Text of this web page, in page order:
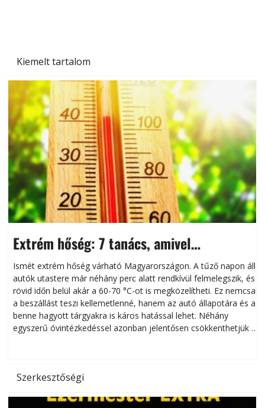
Kiemelt tartalom
Extrém hőség: 7 tanács, amivel
megóvhatjuk autónkat a nyári károktól
Ismét extrém hőség várható Magyarországon. A tűző napon álló
autók utastere már néhány perc alatt rendkívül felmelegszik, és
rövid időn belül akár a 60-70 °C-ot is megközelítheti. Ez nemcsak
a beszállást teszi kellemetlenné, hanem az autó állapotára és a
benne hagyott tárgyakra is káros hatással lehet. Néhány
egyszerű óvintézkedéssel azonban jelentősen csökkenthetjük a
Szerkesztőségi